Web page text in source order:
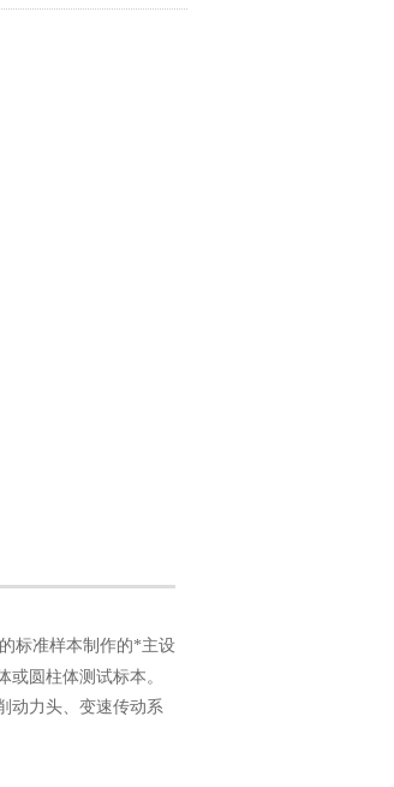
标准样本制作的*主设
圆柱体测试标本。
动力头、变速传动系